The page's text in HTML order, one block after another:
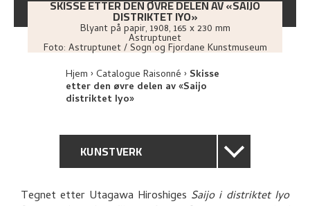
SKISSE ETTER DEN ØVRE DELEN AV «SAIJO
DISTRIKTET IYO»
Blyant på papir, 1908, 165 x 230 mm
Astruptunet
Foto:Astruptunet / Sogn og Fjordane Kunstmuseum
Hjem Catalogue Raisonné Skisse
etter den øvre delen av «Saijo
distriktet Iyo»
KUNSTVERK
GENERELL BESKRIVELSE
Tegnet etter Utagawa Hiroshiges Saijo i distriktet Iyo